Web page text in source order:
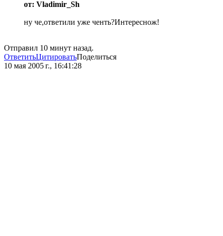
от: Vladimir_Sh
ну че,ответили уже ченть?Интереснож!
Отправил 10 минут назад.
ОтветитьЦитироватьПоделиться
10 мая 2005 г., 16:41:28